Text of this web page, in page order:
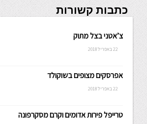
כתבות קשורות
צ’אטני בצל מתוק
22 באפריל 2018
אפרסקים מצופים בשוקולד
22 באפריל 2018
טרייפל פירות אדומים וקרם מסקרפונה